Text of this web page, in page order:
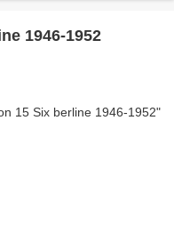
1946-1952